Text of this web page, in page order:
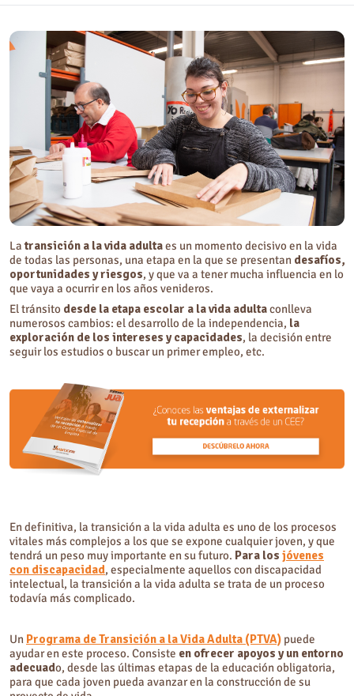
Latransición a la vida adultaes un momento decisivo en la vida
de todas las personas, una etapa en la que se presentan desafíos,
oportunidades y riesgos, y que va a tener mucha influencia en lo
que vaya a ocurrir en los años venideros.
El tránsito desde la etapa escolar a la vida adultaconlleva
numerosos cambios: el desarrollo de la independencia, la
exploración de los intereses y capacidades, la decisión entre
seguir los estudios o buscar un primer empleo, etc.
En definitiva, la transición a la vida adulta es uno de los procesos
vitales más complejos a los que se expone cualquier joven, y que
tendrá un peso muy importante en su futuro. Para los jóvenes
con discapacidad, especialmente aquellos con discapacidad
intelectual, la transición a la vida adulta se trata de un proceso
todavía más complicado.
Un Programa de Transición a la Vida Adulta (PTVA) puede
ayudar en este proceso. Consiste en ofrecer apoyos y un entorno
adecuado, desde las últimas etapas de la educación obligatoria,
para que cada joven pueda avanzar en la construcción de su